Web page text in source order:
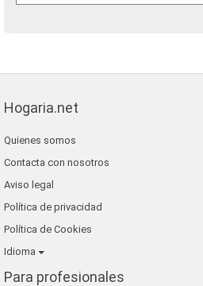
Hogaria.net
Quienes somos
Contacta con nosotros
Aviso legal
Política de privacidad
Política de Cookies
Idioma
Para profesionales